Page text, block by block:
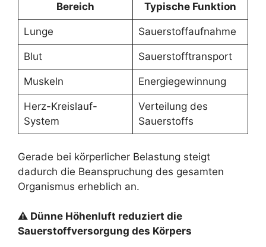
Bereich Typische Funktion
Lunge Sauerstoffaufnahme
Blut Sauerstofftransport
Muskeln Energiegewinnung
Herz-Kreislauf-
System
Verteilung des
Sauerstoffs
Gerade bei körperlicher Belastung steigt
dadurch die Beanspruchung des gesamten
Organismus erheblich an.
⚠ Dünne Höhenluft reduziert die
Sauerstoffversorgung des Körpers